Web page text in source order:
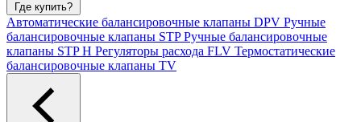
Где купить?
Автоматические балансировочные клапаны DPV Ручные
балансировочные клапаны STPРучные балансировочные
клапаны STP H Регуляторы расхода FLV Термостатические
балансировочные клапаны TV